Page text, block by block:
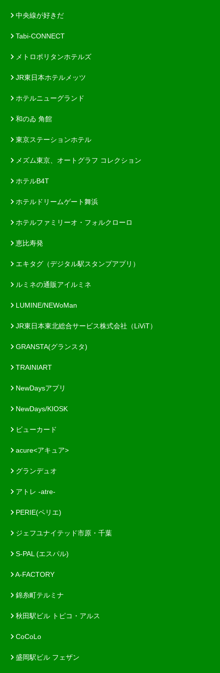
中央線が好きだ
Tabi-CONNECT
メトロポリタンホテルズ
JR東日本ホテルメッツ
ホテルニューグランド
和のゐ 角館
東京ステーションホテル
メズム東京、オートグラフ コレクション
ホテルB4T
ホテルドリームゲート舞浜
ホテルファミリーオ・フォルクローロ
恵比寿発
エキタグ（デジタル駅スタンプアプリ）
ルミネの通販アイルミネ
LUMINE/NEWoMan
JR東日本東北総合サービス株式会社（LiViT）
GRANSTA(グランスタ)
TRAINIART
NewDaysアプリ
NewDays/KIOSK
ビューカード
acure<アキュア>
グランデュオ
アトレ -atre-
PERIE(ペリエ)
ジェフユナイテッド市原・千葉
S-PAL (エスパル)
A-FACTORY
錦糸町テルミナ
秋田駅ビル トピコ・アルス
CoCoLo
盛岡駅ビル フェザン